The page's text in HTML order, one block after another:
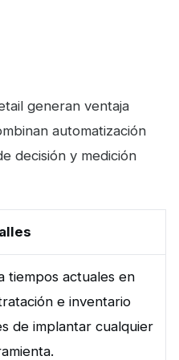
generan ventaja
automatización
decisión y medición
tiempos actuales en
e inventario
de implantar cualquier